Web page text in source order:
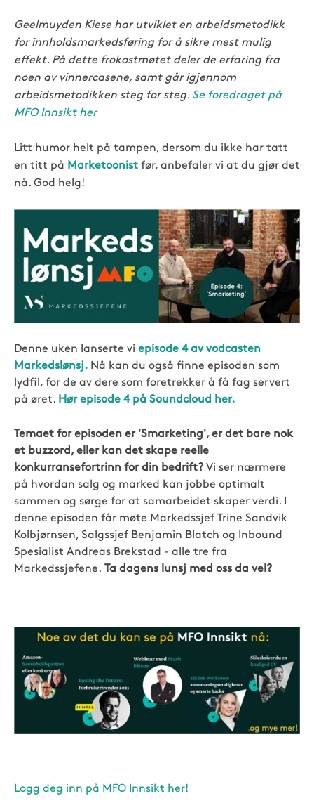
Geelmuyden Kiese har utviklet en arbeidsmetodikk
for innholdsmarkedsføring for å sikre mest mulig
effekt. På dette frokostmøtet deler de erfaring fra
noen av vinnercasene, samt går igjennom
arbeidsmetodikken steg for steg. Se foredraget på
MFO Innsikt her
Litt humor helt på tampen, dersom du ikke har tatt
en titt på Marketoonist før, anbefaler vi at du gjør det
nå. God helg!
Denne uken lanserte vi episode 4 av vodcasten
Markedslønsj. Nå kan du også finne episoden som
lydfil, for de av dere som foretrekker å få fag servert
på øret. Hør episode 4 på Soundcloud her.
Temaet for episoden er 'Smarketing', er det bare nok
et buzzord, eller kan det skape reelle
konkurransefortrinn for din bedrift? Vi ser nærmere
på hvordan salg og marked kan jobbe optimalt
sammen og sørge for at samarbeidet skaper verdi. I
denne episoden får møte Markedssjef Trine Sandvik
Kolbjørnsen, Salgssjef Benjamin Blatch og Inbound
Spesialist Andreas Brekstad - alle tre fra
Markedssjefene. Ta dagens lunsj med oss da vel?
Logg deg inn på MFO Innsikt her!